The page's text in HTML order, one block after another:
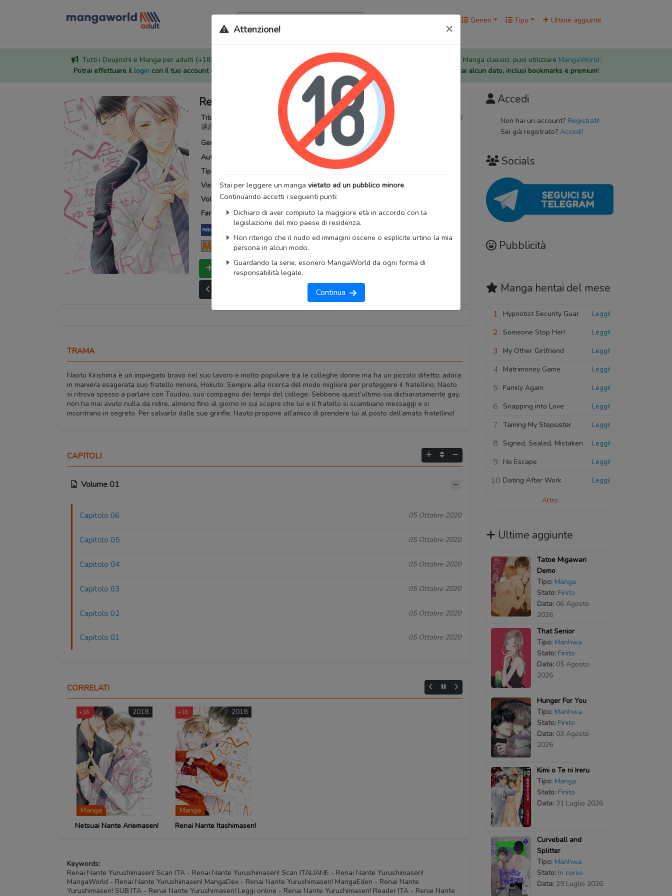
Generi Tipo Ultime aggiunte
Tutti i Doujinshi e Manga per adulti (+18) sono stati trasferiti sul nostro nuovo sito ( mangaworldadult.net ); invece, per i Manga classici, puoi utilizzare MangaWorld.
Potrai effettuare il logincon il tuo account di MangaWorld tutti i dati sono condivisitra i due siti, quindi non perderai alcun dato, inclusi bookmarks e premium!
Attenzione! ×
Stai per leggere un manga vietato ad un pubblico minore.
Continuando accetti i seguenti punti:
Dichiaro di aver compiuto la maggiore età in accordo con la
legislazione del mio paese di residenza.
Non ritengo che il nudo ed immagini oscene o esplicite urtino la mia
persona in alcun modo.
Guardando la serie, esonero MangaWorld da ogni forma di
responsabilità legale.
Continua
Renai Nante Yurushimasen!
Titoli alternativi:
Romance Isn't Allowed!, 恋愛なんてゆるしません！, 我可不允许你
谈恋爱
Generi:
Romantico Slice of Life Yaoi
Autore: Artista:
SUZAKA Shina
Tipo:
Stato:
Visualizzazioni:73916 Anno di uscita:2016
Volumi totali:1
Fansub:Amethyst Eyes
MangaUpdates
Bookmark Lista capitoli
Segnala problema
Primo capitolo
TRAMA
Naoto Kirishima è un impiegato bravo nel suo lavoro e molto popolare tra le colleghe donne ma ha un piccolo difetto: adora
in maniera esagerata suo fratello minore, Hokuto. Sempre alla ricerca del modo migliore per proteggere il fratellino, Naoto
si ritrova spesso a parlare con Toudou, suo compagno dei tempi del college. Sebbene quest’ultimo sia dichiaratamente gay,
non ha mai avuto nulla da ridire, almeno fino al giorno in cui scopre che lui e il fratello si scambiano messaggi e si
incontrano in segreto. Per salvarlo dalle sue grinfie, Naoto propone all’amico di prendere lui al posto dell’amato fratellino!
CAPITOLI
Volume 01
Capitolo 06 05 Ottobre 2020
Capitolo 05 05 Ottobre 2020
Capitolo 04 05 Ottobre 2020
Capitolo 03 05 Ottobre 2020
Capitolo 02 05 Ottobre 2020
Capitolo 01 05 Ottobre 2020
CORRELATI
+18 2018
Manga
Netsuai Nante Ariemasen!
+18 2018
Manga
Renai Nante Itashimasen!
Keywords:
Renai Nante Yurushimasen! Scan ITA - Renai Nante Yurushimasen! Scan ITALIANE - Renai Nante Yurushimasen!
MangaWorld - Renai Nante Yurushimasen! MangaDex - Renai Nante Yurushimasen! MangaEden - Renai Nante
Yurushimasen! SUB ITA - Renai Nante Yurushimasen! Leggi online - Renai Nante Yurushimasen! Reader ITA - Renai Nante
Accedi
Non hai un account? Registrati!
Sei già registrato? Accedi!
Socials
Pubblicità
Manga hentai del mese
1 Hypnotist Security Guar Leggi!
2 Someone Stop Her! Leggi!
3 My Other Girlfriend Leggi!
4 Matrimoney Game Leggi!
5 Family Again Leggi!
6 Snapping into Love Leggi!
7 Taming My Stepsister Leggi!
8 Signed, Sealed, Mistaken Leggi!
9 No Escape Leggi!
10 Dating After Work Leggi!
Altro
Ultime aggiunte
Tatoe Migawari
Demo
Tipo: Manga
Stato: Finito
Data: 06 Agosto
2026
That Senior
Tipo: Manhwa
Stato: Finito
Data: 05 Agosto
2026
Hunger For You
Tipo: Manhwa
Stato: Finito
Data: 03 Agosto
2026
Kimi o Te ni Ireru
Tipo: Manga
Stato: Finito
Data: 31 Luglio 2026
Curveball and
Splitter
Tipo: Manhwa
Stato: In corso
Data: 29 Luglio 2026